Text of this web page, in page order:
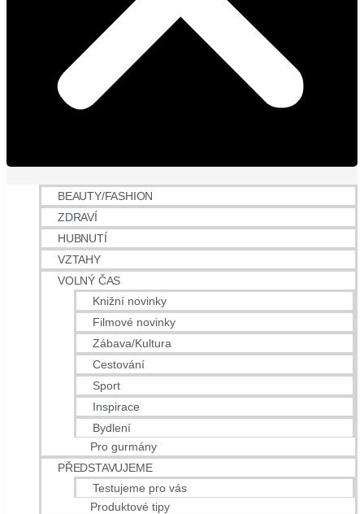
BEAUTY/FASHION
ZDRAVÍ
HUBNUTÍ
VZTAHY
VOLNÝ ČAS
Knižní novinky
Filmové novinky
Zábava/Kultura
Cestování
Sport
Inspirace
Bydlení
Pro gurmány
PŘEDSTAVUJEME
Testujeme pro vás
Produktové tipy